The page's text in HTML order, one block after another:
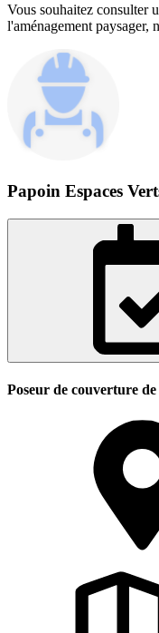
Vous souhaitez consulter
l'aménagement paysager,
Papoin Espaces
Poseur de couverture